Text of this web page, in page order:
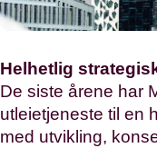
Helhetlig
De siste årene har
utleietjeneste til en
med utvikling,